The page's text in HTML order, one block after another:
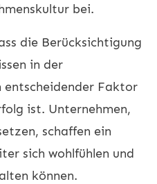
bei.
die Berücksichtigung
in der
entscheidender Faktor
ist. Unternehmen,
schaffen ein
sich wohlfühlen und
können.